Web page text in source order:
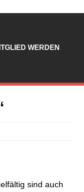
WERDEN
sind auch